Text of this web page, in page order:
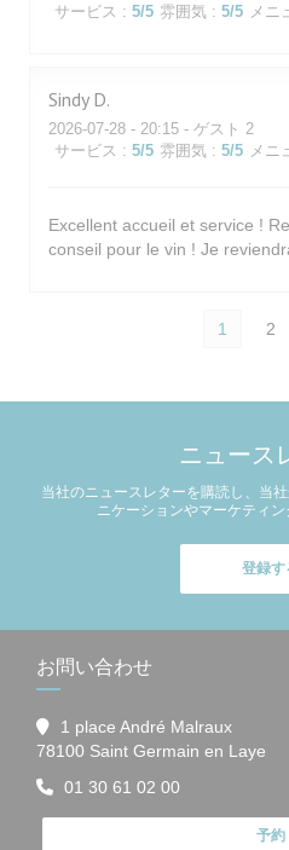
サービス : 5/5 雰囲気 : 5/5 メニ
Sindy D
2026-07-28 - 20:15 - ゲスト 2
サービス : 5/5 雰囲気 : 5/5 メニ
Excellent accueil et service !
conseil pour le vin ! Je
1 2
ニュース
当社のニュースレターを購読し、当
ニケーションやマーケティン
登録す
お問い合わせ
1 place André Malraux
78100 Saint Germain en Laye
01 30 61 02 00
予約